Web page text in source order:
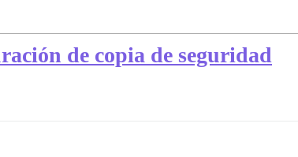
de copia de seguridad